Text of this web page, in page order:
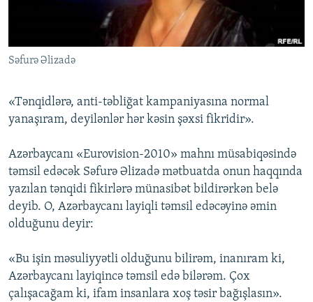
AZƏRBAYCAN ƏDƏBIYYATI KITABXANASI
İSLAM VƏ DEMOKRATIYA
İZ - MƏDƏNIYYƏT PROQRAMI
PEŞƏ ETIKASI VƏ JURNALISTIKA STANDARTLARIMIZ
MATERIALLARIMIZDAN ISTIFADƏ
BIZIMLƏ ƏLAQƏ
Səfurə Əlizadə
«Tənqidlərə, anti-təbliğat kampaniyasına normal
yanaşıram, deyilənlər hər kəsin şəxsi fikridir».
Azərbaycanı «Eurovision-2010» mahnı müsabiqəsində
təmsil edəcək Səfurə Əlizadə mətbuatda onun haqqında
yazılan tənqidi fikirlərə münasibət bildirərkən belə
deyib. O, Azərbaycanı layiqli təmsil edəcəyinə əmin
olduğunu deyir:
«Bu işin məsuliyyətli olduğunu bilirəm, inanıram ki,
Azərbaycanı layiqincə təmsil edə bilərəm. Çox
çalışacağam ki, ifam insanlara xoş təsir bağışlasın».